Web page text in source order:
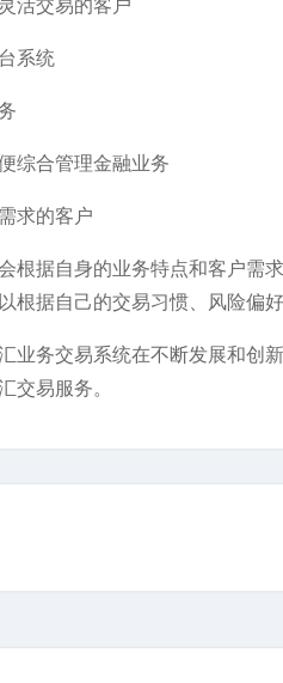
活交易的客户
系统
综合管理金融业务
求的客户
根据自身的业务特点和客户需
根据自己的交易习惯、风险偏
业务交易系统在不断发展和创
交易服务。